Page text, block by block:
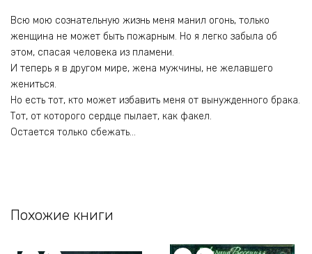
Всю мою сознательную жизнь меня манил огонь, только
женщина не может быть пожарным. Но я легко забыла об
этом, спасая человека из пламени.
И теперь я в другом мире, жена мужчины, не желавшего
жениться.
Но есть тот, кто может избавить меня от вынужденного брака.
Тот, от которого сердце пылает, как факел.
Остается только сбежать…
Похожие книги